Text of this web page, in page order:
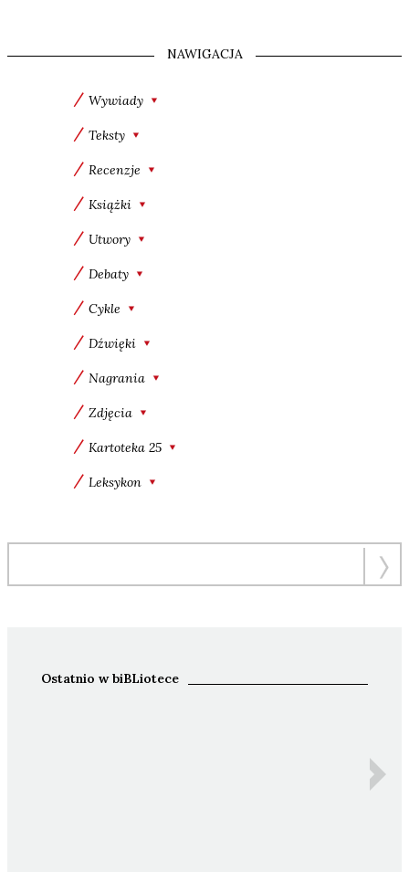
NAWIGACJA
Wywiady
Teksty
Recenzje
Książki
Utwory
Debaty
Cykle
Dźwięki
Nagrania
Zdjęcia
Kartoteka 25
Leksykon
Ostatnio w biBLiotece